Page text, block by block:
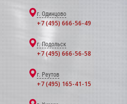
г. Одинцово
+7 (495) 666-56-49
г. Подольск
+7 (495) 666-56-58
г. Реутов
+7 (495) 165-41-15